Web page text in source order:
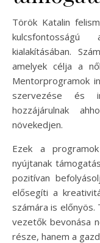
Török Katalin
kialakításában.
amelyek célja a
Mentorprogramok
szervezése és
hozzájárulnak
növekedjen.
Ezek a
nyújtanak
pozitívan
elősegíti a
számára is előnyös.
vezetők bevonása
része, hanem a